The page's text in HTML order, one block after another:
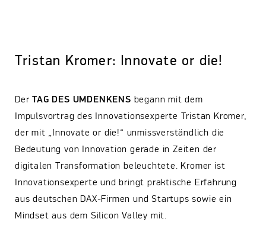
Tristan Kromer: Innovate or die!
DerTAG DES UMDENKENS begann mit dem
Impulsvortrag des Innovationsexperte Tristan Kromer,
der mit „Innovate or die!“ unmissverständlich die
Bedeutung von Innovation gerade in Zeiten der
digitalen Transformation beleuchtete. Kromer ist
Innovationsexperte und bringt praktische Erfahrung
aus deutschen DAX-Firmen und Startups sowie ein
Mindset aus dem Silicon Valley mit.